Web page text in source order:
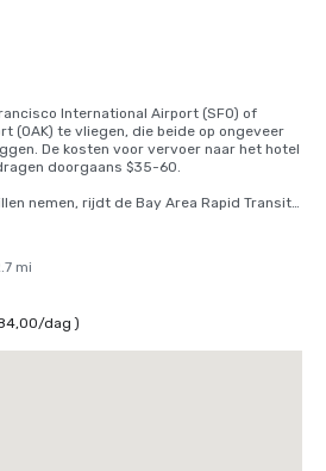
International Airport (SFO) of
(OAK) te vliegen, die beide op ongeveer
De kosten voor vervoer naar het hotel
doorgaans $35-60.
nemen, rijdt de Bay Area Rapid Transit
SFO en San Francisco. Stap gewoon
uit de trein bij Montgomery Street
op de hoek van Market en New
het treinstation. De totale
is ongeveer 45 minuten.
mi
/dag )